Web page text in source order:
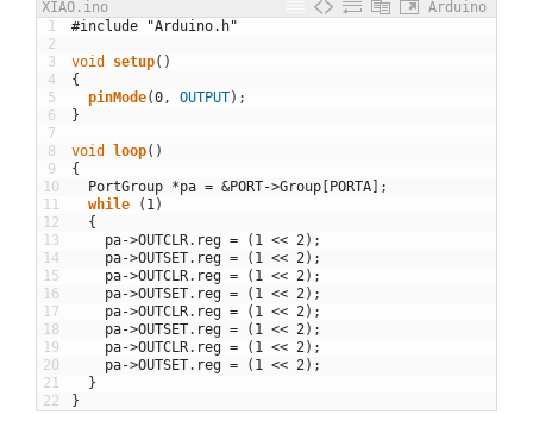
XIAO.ino
Arduino
1
2
3
4
5
6
7
8
9
10
11
12
13
14
15
16
17
18
19
20
21
22
#include "Arduino.h"
void setup( )
{
pinMode(0 , OUTPUT) ;
}
void loop( )
{
PortGroup *pa = &PORT->Group [PORTA] ;
while
( 1 )
{
pa->OUTCLR. reg = ( 1 << 2 ) ;
pa->OUTSET. reg = ( 1 << 2 ) ;
pa->OUTCLR. reg = ( 1 << 2 ) ;
pa->OUTSET. reg = ( 1 << 2 ) ;
pa->OUTCLR. reg = ( 1 << 2 ) ;
pa->OUTSET. reg = ( 1 << 2 ) ;
pa->OUTCLR. reg = ( 1 << 2 ) ;
pa->OUTSET. reg = ( 1 << 2 ) ;
}
}